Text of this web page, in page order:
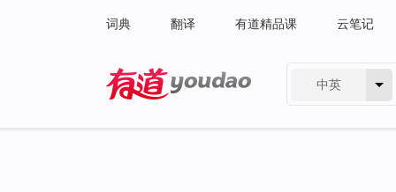
词典 翻译 有道精品课 云笔记
中英